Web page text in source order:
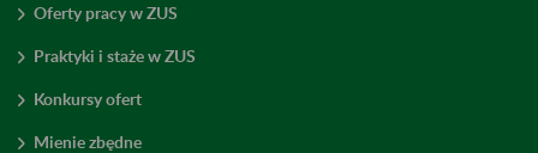
Oferty pracy w ZUS
Praktyki i staże w ZUS
Konkursy ofert
Mienie zbędne